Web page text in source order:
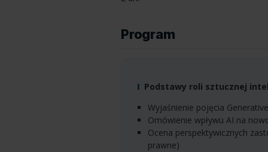
Program
Podstawy roli sztucznej
Wyjaśnienie pojęcia
Omówienie wpływu AI na
Ocena perspektywicznych zastosowań AI w marketingu (m.in. ograniczenia i regulacje
prawne)